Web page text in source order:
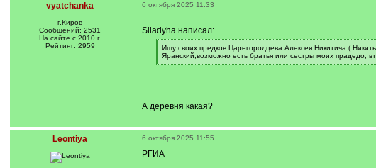
vyatchanka
г.Киров
Сообщений: 2531
На сайте с 2010 г.
Рейтинг: 2959
6 октября 2025 11:33
Siladyha написал:
[
q
]
Ищу своих предков Царегородцева Алексея Никитича (
Яранский,возможно есть братья или сестры моих прадедо,
[
А деревня какая?
Leontiya 6 октября 2025 11:55
РГИА